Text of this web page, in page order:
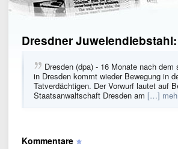
Dresdner
Dresden (dpa) - 16 Monate nach
in Dresden kommt wieder Bewegung in
Tatverdächtigen. Der Vorwurf lautet auf
Staatsanwaltschaft Dresden am […]
Kommentare